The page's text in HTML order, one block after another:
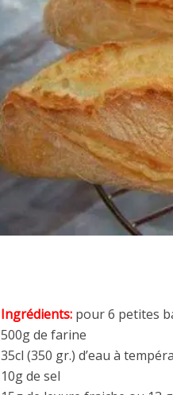
Ingrédients: pour 6 petites
500g de farine
35cl (350 gr.) d’eau à
10g de sel